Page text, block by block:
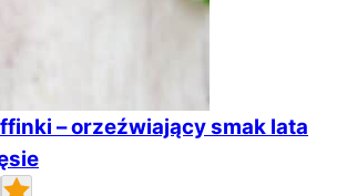
– orzeźwiający smak lata